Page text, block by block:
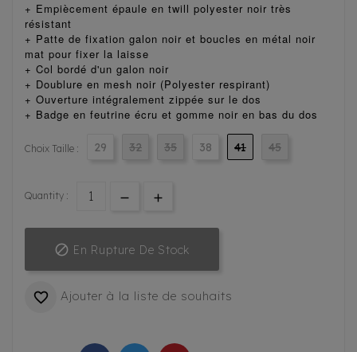
+ Empiècement épaule en twill polyester noir très
résistant
+ Patte de fixation galon noir et boucles en métal noir
mat pour fixer la laisse
+ Col bordé d'un galon noir
+ Doublure en mesh noir (Polyester respirant)
+ Ouverture intégralement zippée sur le dos
+ Badge en feutrine écru et gomme noir en bas du dos
Choix Taille : 29 32 35 38 41 45
Quantity :
 En Rupture De Stock
 Ajouter à la liste de souhaits